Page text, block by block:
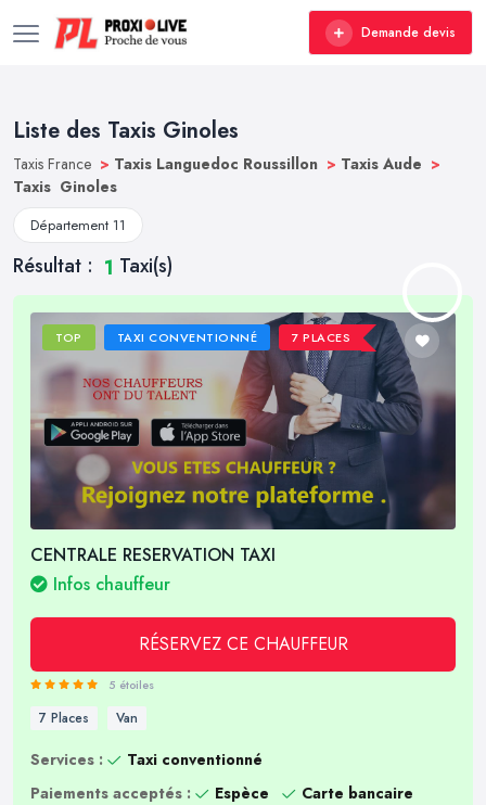
Demande devis
Liste des Taxis Ginoles
Taxis France > Taxis Languedoc Roussillon > Taxis Aude >
Taxis Ginoles
Département 11
Résultat : 1 Taxi(s)
TOP TAXI CONVENTIONNÉ 7 PLACES
CENTRALE RESERVATION TAXI
Infos chauffeur
RÉSERVEZ CE CHAUFFEUR
5 étoiles
7 Places Van
Services :
Taxi conventionné
Paiements acceptés :
Espèce
Carte bancaire